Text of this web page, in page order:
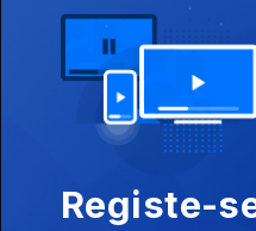
2h Exames nacionais:
chegam às escolas
07 ago. 2026
Registe-